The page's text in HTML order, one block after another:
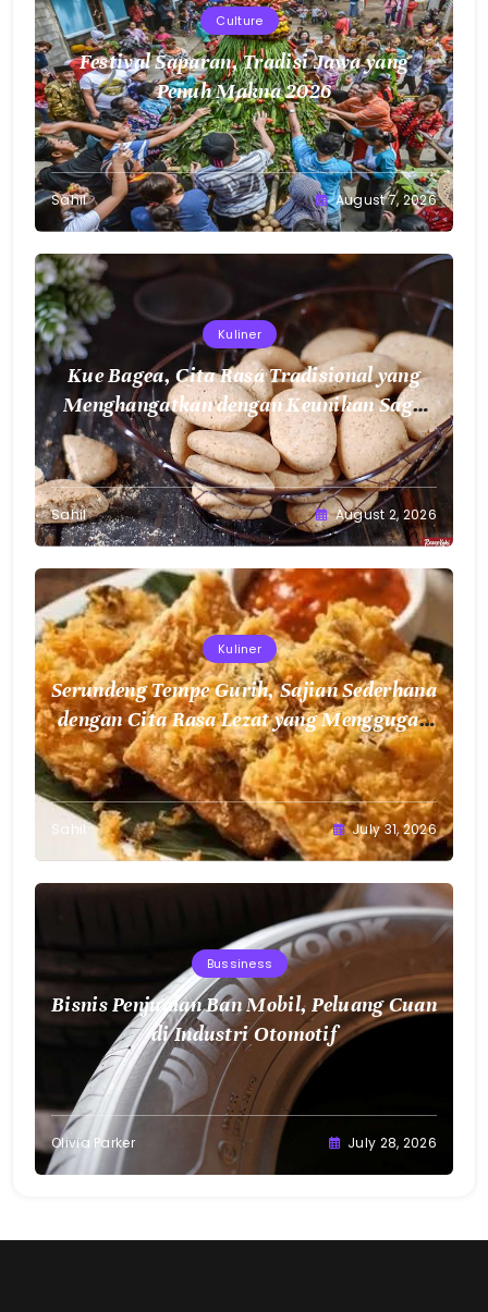
Culture
Festival Saparan, Tradisi Jawa yang
Penuh Makna 2026
Sahil August 7, 2026
Kuliner
Kue Bagea, Cita Rasa Tradisional yang
Menghangatkan dengan Keunikan Sagu
Nusantara
Sahil August 2, 2026
Kuliner
Serundeng Tempe Gurih, Sajian Sederhana
dengan Cita Rasa Lezat yang Menggugah
Selera
Sahil July 31, 2026
Bussiness
Bisnis Penjualan Ban Mobil, Peluang Cuan
di Industri Otomotif
Olivia Parker July 28, 2026